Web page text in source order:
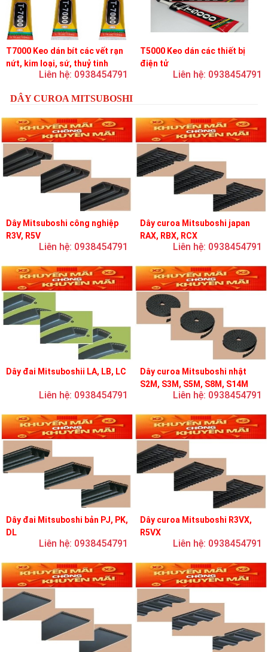
T7000 Keo dán bít các vết rạn
nứt, kim loại, sứ, thuỷ tinh
Liên hệ: 0938454791
T5000 Keo dán các thiết bị
điện tử
Liên hệ: 0938454791
DÂY CUROA MITSUBOSHI
Dây Mitsuboshi công nghiệp
R3V, R5V
Liên hệ: 0938454791
Dây curoa Mitsuboshi japan
RAX, RBX, RCX
Liên hệ: 0938454791
Dây đai Mitsuboshii LA, LB, LC
Liên hệ: 0938454791
Dây curoa Mitsuboshi nhật
S2M, S3M, S5M, S8M, S14M
Liên hệ: 0938454791
Dây đai Mitsuboshi bản PJ, PK,
DL
Liên hệ: 0938454791
Dây curoa Mitsuboshi R3VX,
R5VX
Liên hệ: 0938454791